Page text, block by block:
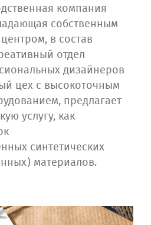
компания
собственным
в состав
отдел
дизайнеров
цех с высокоточным
предлагает
услугу, как
синтетических
материалов.